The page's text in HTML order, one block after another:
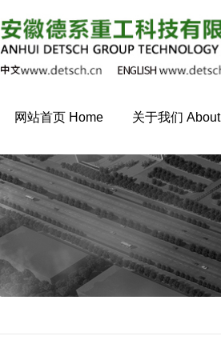
网站首页 Home 关于我们 About